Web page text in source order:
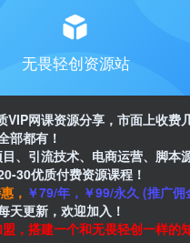
达70%
免费 正文
无畏轻创资源站
VIP网课资源分享，市面上收费
部都有！
、引流技术、电商运营、脚本
30优质付费资源课程！
， ￥79/年，￥99/永久 (推广佣
天更新，欢迎加入！
，搭建一个和无畏轻创一样的